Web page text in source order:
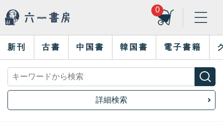
0
新刊 古書 中国書 韓国書 電子書籍
詳細検索